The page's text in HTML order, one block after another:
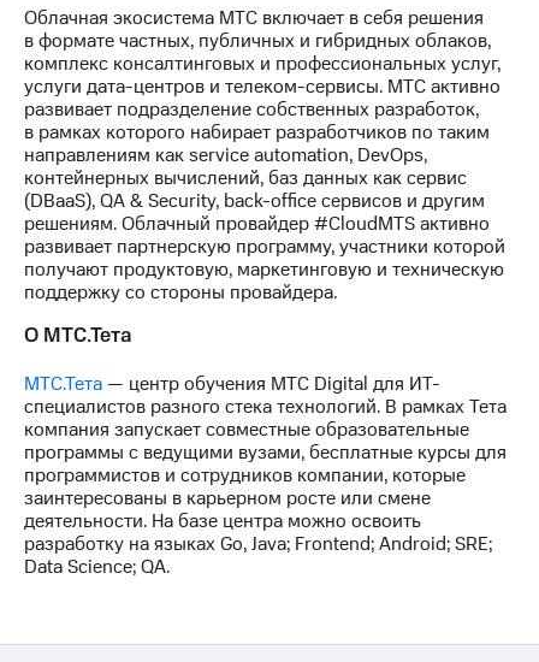
акций
Дивиденды
Рынок
облигаций
Описание
Еврооблигации-2023
Уведомление
о
погашении
именных
облигаций
Другое
Регистратор
Контакты
развитие
деловая этика
На главную
Облачная экосистема МТС включает в себя решения
в формате частных, публичных и гибридных облаков,
комплекс консалтинговых и профессиональных услуг,
услуги дата-центров и телеком-сервисы. МТС активно
развивает подразделение собственных разработок,
в рамках которого набирает разработчиков по таким
направлениям как service automation, DevOps,
контейнерных вычислений, баз данных как сервис
(DBaaS), QA & Security, back-office сервисов и другим
решениям. Облачный провайдер #CloudMTS активно
развивает партнерскую программу, участники которой
получают продуктовую, маркетинговую и техническую
поддержку со стороны провайдера.
О МТС.Тета
МТС.Тета — центр обучения МТС Digital для ИТ-
специалистов разного стека технологий. В рамках Тета
компания запускает совместные образовательные
программы с ведущими вузами, бесплатные курсы для
программистов и сотрудников компании, которые
заинтересованы в карьерном росте или смене
деятельности. На базе центра можно освоить
разработку на языках Go, Java; Frontend; Android; SRE;
Data Science; QA.